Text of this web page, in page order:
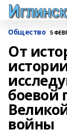
Общество 5
От
боевой
войны